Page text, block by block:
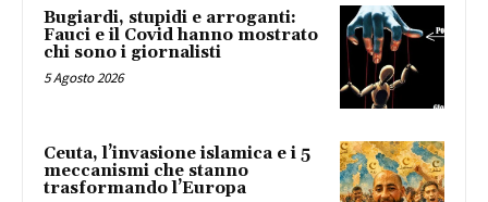
Bugiardi, stupidi e arroganti:
Fauci e il Covid hanno mostrato
chi sono i giornalisti
5 Agosto 2026
Ceuta, l’invasione islamica e i 5
meccanismi che stanno
trasformando l’Europa